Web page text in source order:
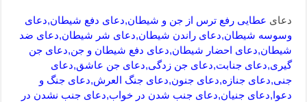
دعای عطایی رفع ترس از جن و شیطان,دعای دفع شیطان,دعای
وسوسه شیطان,دعای راندن شیطان,دعای شر شیطان,دعای ضد
شیطان,دعای احضار شیطان,دعای دفع شیطان و جن,دعای جن
گیری,دعای جنابت,دعای جن زدگی,دعای جن عاشق,دعای
جنی,دعای جنازه,دعای جنون,دعای جنگ العرش,دعای جنگ و
دعوا,دعای جنیان,دعای جنب شدن در خواب,دعای جنب نشدن در